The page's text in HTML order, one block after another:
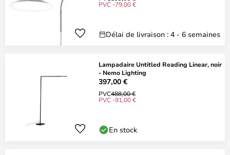
PVC -79,00 €
Délai de livraison : 4 - 6 semaines
Lampadaire Untitled Reading Linear, noir
- Nemo Lighting
397,00 €
PVC488,00 €
PVC -91,00 €
En stock